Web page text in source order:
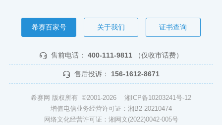
希赛百家号 关于我们 证书查询
售前电话： 400-111-9811 （仅收市话费）
售后投诉： 156-1612-8671
希赛网 版权所有 ©2001-2026 湘ICP备10203241号-12
增值电信业务经营许可证：湘B2-20210474
网络文化经营许可证：湘网文(2022)0042-005号